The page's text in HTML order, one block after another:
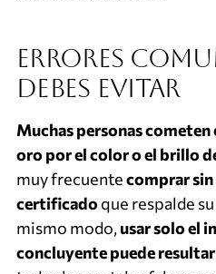
Errores
debes evitar
Muchas personas
oro por el color o el brillo
muy frecuentecomprar
certificadoque respalde
mismo modo, usar solo el
concluyente puede